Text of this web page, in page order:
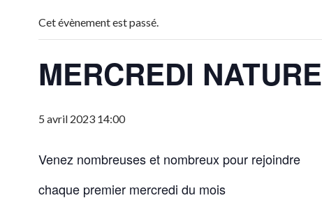
Cet évènement est passé.
MERCREDI NATURE
5 avril 2023 14:00
Venez nombreuses et nombreux pour rejoindre
chaque premier mercredi du mois